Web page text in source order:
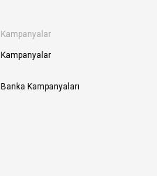
Kampanyalar
Kampanyalar
Banka Kampanyaları